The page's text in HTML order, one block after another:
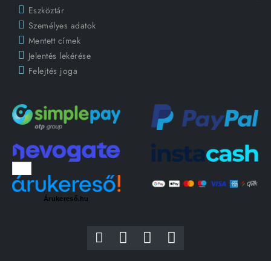
Eszköztár
Személyes adatok
Mentett címek
Jelentés lekérése
Felejtés joga
Árukereső.hu